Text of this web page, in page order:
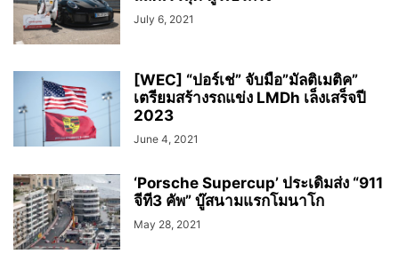
July 6, 2021
[WEC] “ปอร์เช่” จับมือ”มัลติเมติค”
เตรียมสร้างรถแข่ง LMDh เล็งเสร็จปี
2023
June 4, 2021
‘Porsche Supercup’ ประเดิมส่ง “911
จีที3 คัพ” บู๊สนามแรกโมนาโก
May 28, 2021